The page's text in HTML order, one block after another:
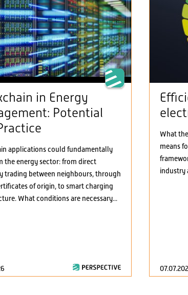
in Energy
Potential
applications could fundamentally
the energy sector: from direct
trading between neighbours, through
of origin, to smart charging
What conditions are necessary...
What
means
industry